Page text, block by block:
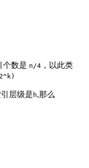
个数是 n/4 ，以此类
层级是 h,那么